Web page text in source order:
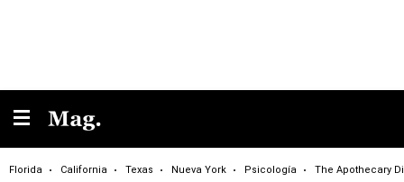
Florida California Texas Nueva York Psicología The Apothecary